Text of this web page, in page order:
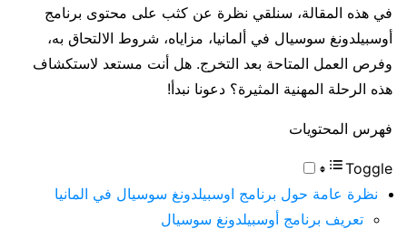
في هذه المقالة، سنلقي نظرة عن كثب على محتوى برنامج
أوسبيلدونغ سوسيال في ألمانيا، مزاياه، شروط الالتحاق به،
وفرص العمل المتاحة بعد التخرج. هل أنت مستعد لاستكشاف
هذه الرحلة المهنية المثيرة؟ دعونا نبدأ!
فهرس المحتويات
Toggle
نظرة عامة حول برنامج اوسبيلدونغ سوسيال في المانيا
تعريف برنامج أوسبيلدونغ سوسيال